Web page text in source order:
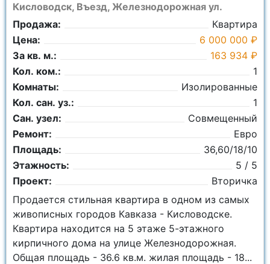
Кисловодск, Въезд, Железнодорожная ул.
Продажа:
Квартира
Цена:
6 000 000 ₽
За кв. м.:
163 934 ₽
Кол. ком.:
1
Комнаты:
Изолированные
Кол. сан. уз.:
1
Сан. узел:
Совмещенный
Ремонт:
Евро
Площадь:
36,60/18/10
Этажность:
5 / 5
Проект:
Вторичка
Продается стильная квартира в одном из самых
живописных городов Кавказа - Кисловодске.
Квартира находится на 5 этаже 5-этажного
кирпичного дома на улице Железнодорожная.
Общая площадь - 36.6 кв.м. жилая площадь - 18...